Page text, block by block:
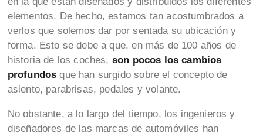
elementos. De hecho, estamos tan acostumbrados a
verlos que solemos dar por sentada su ubicación y
forma. Esto se debe a que, en más de 100 años de
historia de los coches, son pocos los cambios
profundos que han surgido sobre el concepto de
asiento, parabrisas, pedales y volante.
No obstante, a lo largo del tiempo, los ingenieros y
diseñadores de las marcas de automóviles han